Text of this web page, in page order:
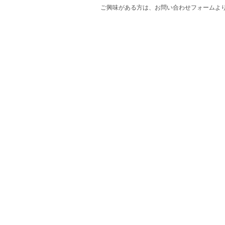
ご興味がある方は、お問い合わせフォームよ